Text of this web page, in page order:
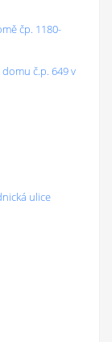
čp. 1180-
č.p. 649 v
ulice